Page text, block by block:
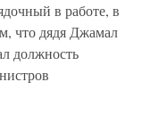
в работе, в
что дядя Джамал
должность